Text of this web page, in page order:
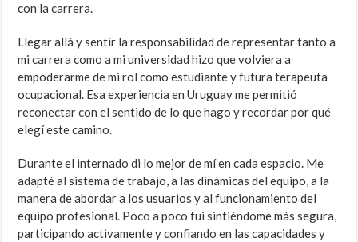
con la carrera.
Llegar allá y sentir la responsabilidad de representar tanto a
mi carrera como a mi universidad hizo que volviera a
empoderarme de mi rol como estudiante y futura terapeuta
ocupacional. Esa experiencia en Uruguay me permitió
reconectar con el sentido de lo que hago y recordar por qué
elegí este camino.
Durante el internado di lo mejor de mí en cada espacio. Me
adapté al sistema de trabajo, a las dinámicas del equipo, a la
manera de abordar a los usuarios y al funcionamiento del
equipo profesional. Poco a poco fui sintiéndome más segura,
participando activamente y confiando en las capacidades y